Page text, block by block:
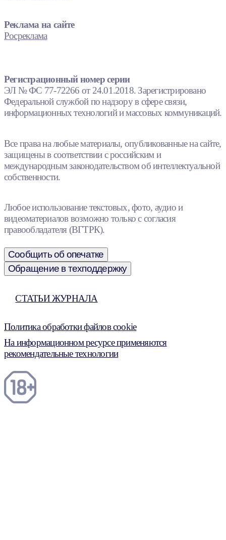
Реклама на сайте
Росреклама
Регистрационный номер серии
ЭЛ № ФС 77-72266 от 24.01.2018. Зарегистрировано
Федеральной службой по надзору в сфере связи,
информационных технологий и массовых коммуникаций.
Все права на любые материалы, опубликованные на сайте,
защищены в соответствии с российским и
международным законодательством об интеллектуальной
собственности.
Любое использование текстовых, фото, аудио и
видеоматериалов возможно только с согласия
правообладателя (ВГТРК).
Сообщить об опечатке
Обращение в техподдержку
СТАТЬИ ЖУРНАЛА
Политика обработки файлов cookie
На информационном ресурсе применяются
рекомендательные технологии